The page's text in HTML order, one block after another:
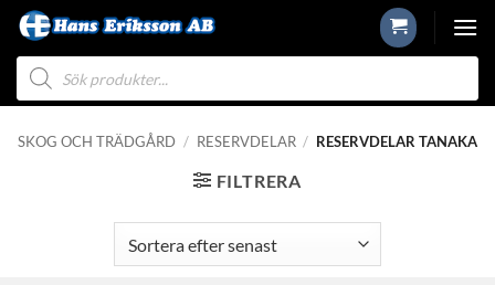
Skip
content
Produktsökning
SKOG OCH TRÄDGÅRD / RESERVDELAR / RESERVDELAR TANAKA
FILTRERA